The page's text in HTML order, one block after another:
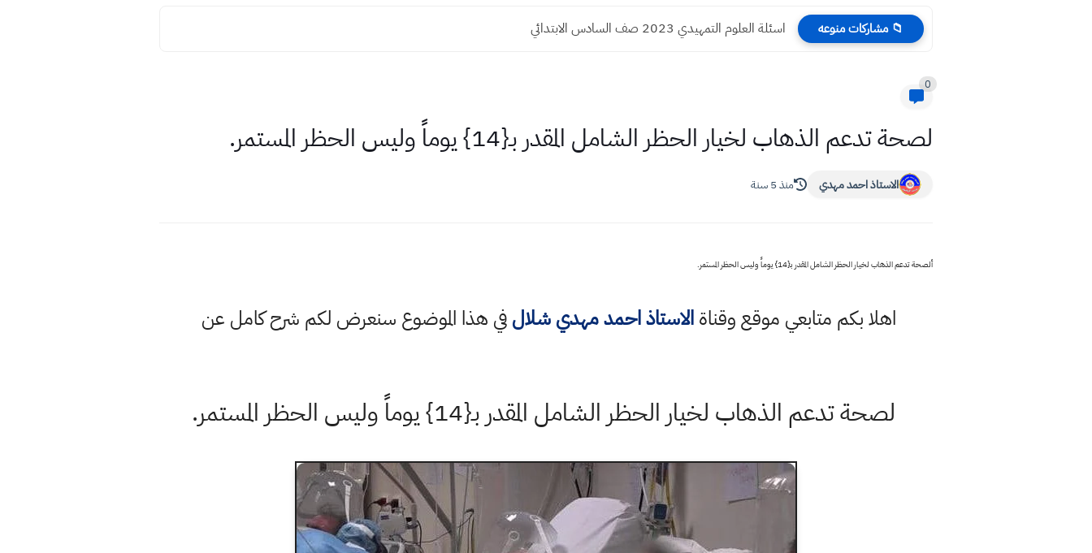
📁 مشاركات منوعه اسئلة العلوم التمهيدي 2023 صف السادس الابتدائي
0
لصحة تدعم الذهاب لخيار الحظر الشامل المقدر بـ{14} يوماً وليس الحظر المستمر.
الاستاذ احمد مهدي منذ 5 سنة
ألصحة تدعم الذهاب لخيار الحظر الشامل المقدر بـ{14} يوماً وليس الحظر المستمر.
اهلا بكم متابعي موقع وقناةالاستاذ احمد مهدي شلالفي هذا الموضوع سنعرض لكم شرح كامل عن
لصحة تدعم الذهاب لخيار الحظر الشامل المقدر بـ{14} يوماً وليس الحظر المستمر.